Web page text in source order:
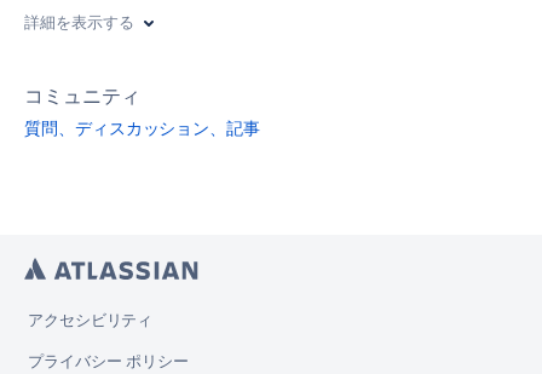
詳細を表示する
コミュニティ
質問、ディスカッション、記事
アクセシビリティ
プライバシー ポリシー